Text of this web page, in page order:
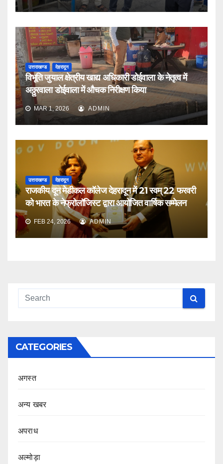
उत्तराखण्ड देहरादून
विभूति जुयाल क्षेत्रीय खाद्य अधिकारी डोईवाला के नेतृत्व में
अठ्ठुरवाला डोईवाला में औचक निरीक्षण किया
MAR 1, 2026 ADMIN
उत्तराखण्ड देहरादून
राजकीय दून मेडीकल कॉलेज देहरादून में 21 स्वम् 22 फरवरी
को भारत के नेफ्रोलॉजिस्ट द्वारा आयोजित वार्षिक सम्मेलन
FEB 24, 2026 ADMIN
CATEGORIES
अगस्त
अन्य खबर
अपराध
अल्मोड़ा